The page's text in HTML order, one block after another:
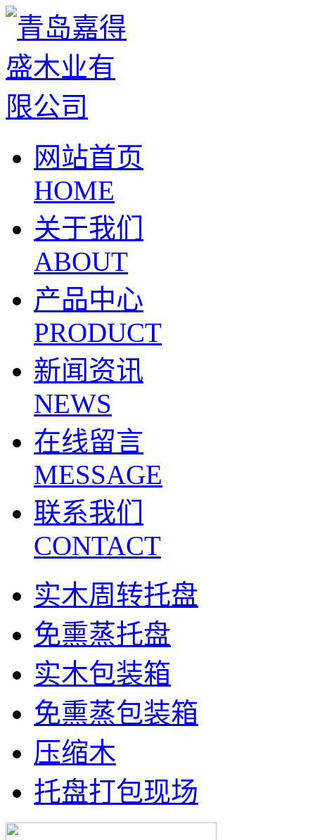
网站首页
HOME
关于我们
ABOUT
产品中心
PRODUCT
新闻资讯
NEWS
在线留言
MESSAGE
联系我们
CONTACT
实木周转托盘
免熏蒸托盘
实木包装箱
免熏蒸包装箱
压缩木
托盘打包现场